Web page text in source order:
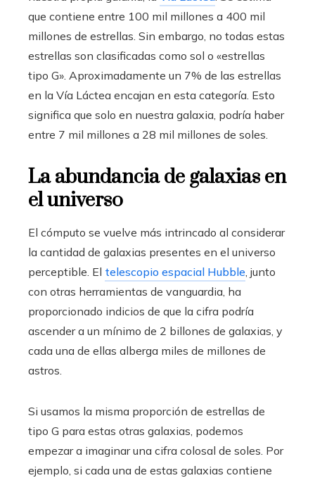
que contiene entre 100 mil millones a 400 mil
millones de estrellas. Sin embargo, no todas estas
estrellas son clasificadas como sol o «estrellas
tipo G». Aproximadamente un 7% de las estrellas
en la Vía Láctea encajan en esta categoría. Esto
significa que solo en nuestra galaxia, podría haber
entre 7 mil millones a 28 mil millones de soles.
La abundancia de galaxias en
el universo
El cómputo se vuelve más intrincado al considerar
la cantidad de galaxias presentes en el universo
perceptible. El telescopio espacial Hubble, junto
con otras herramientas de vanguardia, ha
proporcionado indicios de que la cifra podría
ascender a un mínimo de 2 billones de galaxias, y
cada una de ellas alberga miles de millones de
astros.
Si usamos la misma proporción de estrellas de
tipo G para estas otras galaxias, podemos
empezar a imaginar una cifra colosal de soles. Por
ejemplo, si cada una de estas galaxias contiene